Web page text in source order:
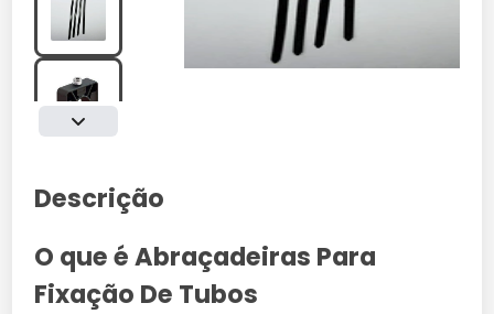
Descrição
O que é Abraçadeiras Para
Fixação De Tubos